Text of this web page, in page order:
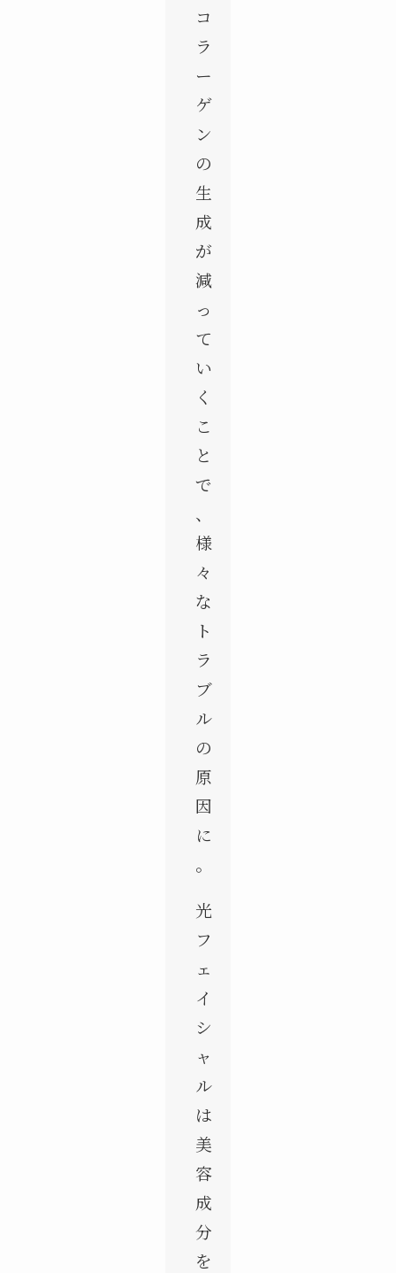
コ
ラ
ー
ゲ
ン
の
生
成
が
減
っ
て
い
く
こ
と
で
、
様
々
な
ト
ラ
ブ
ル
の
原
因
に
。
光
フ
ェ
イ
シ
ャ
ル
は
美
容
成
分
を